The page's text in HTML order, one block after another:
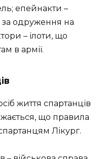
епейнакти –
за одруження на
– ілоти, що
в армії.
життя спартанців
що правила
Лікург.